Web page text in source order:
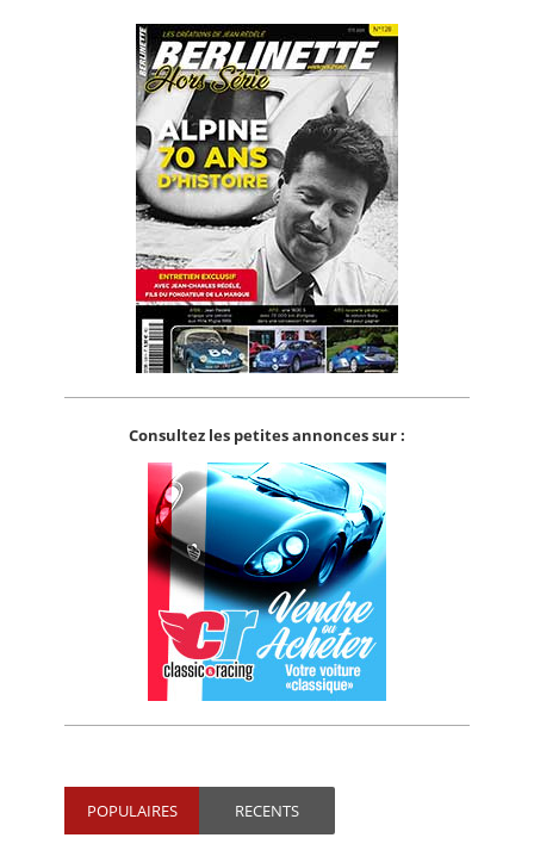
Consultez les petites annonces sur :
POPULAIRES RECENTS